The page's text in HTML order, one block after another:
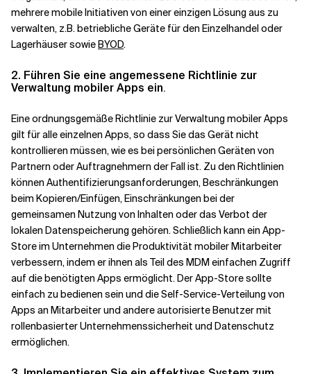
mehrere mobile Initiativen von einer einzigen Lösung aus zu
verwalten, z.B. betriebliche Geräte für den Einzelhandel oder
Lagerhäuser sowieBYOD.
2. Führen Sie eine angemessene Richtlinie zur
Verwaltung mobiler Apps ein.
Eine ordnungsgemäße Richtlinie zur Verwaltung mobiler Apps
gilt für alle einzelnen Apps, so dass Sie das Gerät nicht
kontrollieren müssen, wie es bei persönlichen Geräten von
Partnern oder Auftragnehmern der Fall ist. Zu den Richtlinien
können Authentifizierungsanforderungen, Beschränkungen
beim Kopieren/Einfügen, Einschränkungen bei der
gemeinsamen Nutzung von Inhalten oder das Verbot der
lokalen Datenspeicherung gehören. Schließlich kann ein App-
Store im Unternehmen die Produktivität mobiler Mitarbeiter
verbessern, indem er ihnen als Teil des MDM einfachen Zugriff
auf die benötigten Apps ermöglicht. Der App-Store sollte
einfach zu bedienen sein und die Self-Service-Verteilung von
Apps an Mitarbeiter und andere autorisierte Benutzer mit
rollenbasierter Unternehmenssicherheit und Datenschutz
ermöglichen.